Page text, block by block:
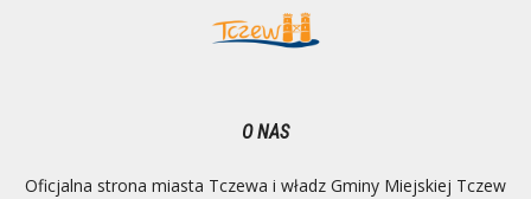
O NAS
Oficjalna strona miasta Tczewa i władz Gminy Miejskiej Tczew